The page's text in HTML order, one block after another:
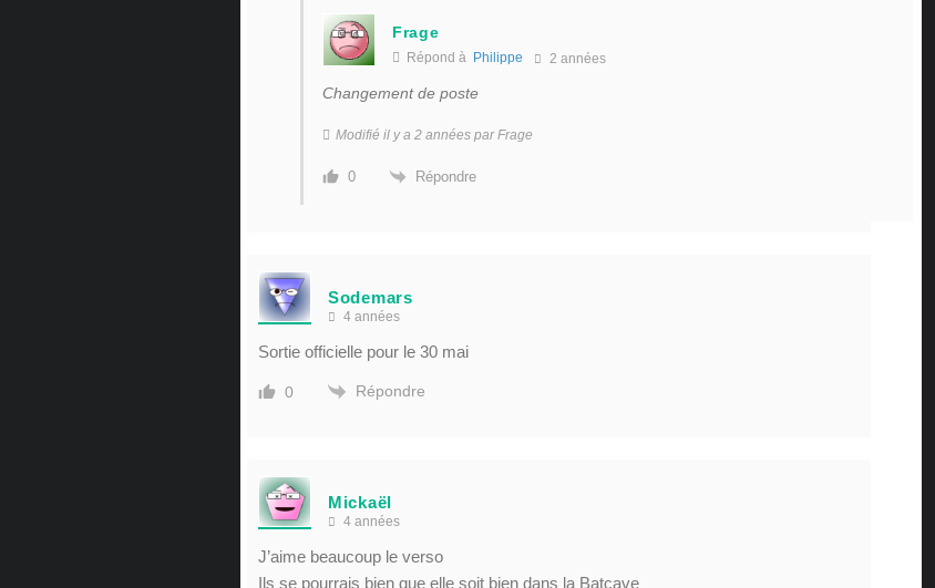
Frage
Répond à Philippe 2 années
Changement de poste
Modifié il y a 2 années par Frage
0 Répondre
Sodemars
4 années
Sortie officielle pour le 30 mai
0 Répondre
Mickaël
4 années
J’aime beaucoup le verso
Ils se pourrais bien que elle soit bien dans la Batcave